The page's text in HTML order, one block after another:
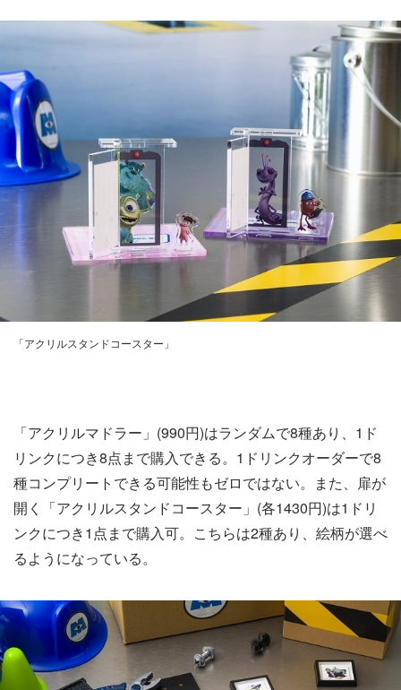
「アクリルスタンドコースター」
「アクリルマドラー」(990円)はランダムで8種あり、1ド
リンクにつき8点まで購入できる。1ドリンクオーダーで8
種コンプリートできる可能性もゼロではない。また、扉が
開く「アクリルスタンドコースター」(各1430円)は1ドリ
ンクにつき1点まで購入可。こちらは2種あり、絵柄が選べ
るようになっている。